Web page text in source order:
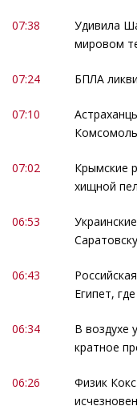
07:38
Удивила
мировом
07:24 БПЛА
07:10
07:02
Крымские
хищной
06:53
06:43
Египет,
06:34
В воздухе
кратное
06:26
Физик